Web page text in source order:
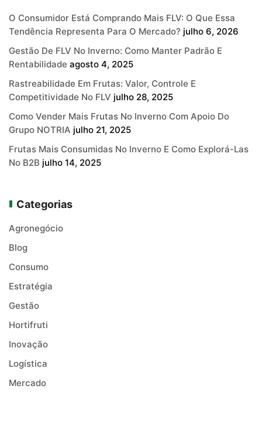
O Consumidor Está Comprando Mais FLV: O Que Essa
Tendência Representa Para O Mercado? julho 6, 2026
Gestão De FLV No Inverno: Como Manter Padrão E
Rentabilidade agosto 4, 2025
Rastreabilidade Em Frutas: Valor, Controle E
Competitividade No FLV julho 28, 2025
Como Vender Mais Frutas No Inverno Com Apoio Do
Grupo NOTRIA julho 21, 2025
Frutas Mais Consumidas No Inverno E Como Explorá-Las
No B2B julho 14, 2025
Categorias
Agronegócio
Blog
Consumo
Estratégia
Gestão
Hortifruti
Inovação
Logística
Mercado